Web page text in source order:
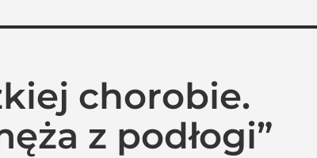
chorobie.
z podłogi”